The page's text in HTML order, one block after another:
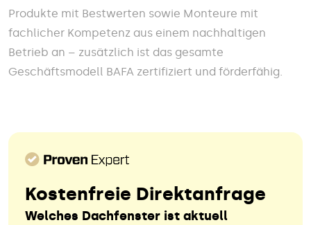
Produkte mit Bestwerten sowie Monteure mit
fachlicher Kompetenz aus einem nachhaltigen
Betrieb an – zusätzlich ist das gesamte
Geschäftsmodell BAFA zertifiziert und förderfähig.
Kostenfreie Direktanfrage
Welches Dachfenster ist aktuell